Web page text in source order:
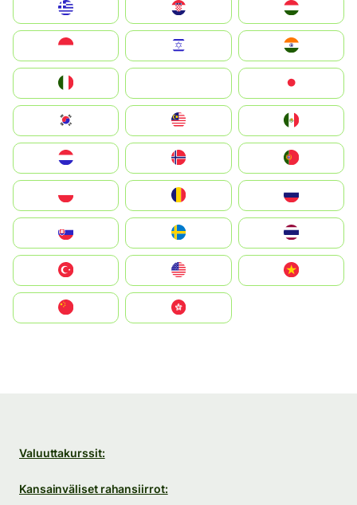
Magyarország
South Korea
United States
中國香港特別行政區
Valuuttakurssit:
Kansainväliset rahansiirrot: